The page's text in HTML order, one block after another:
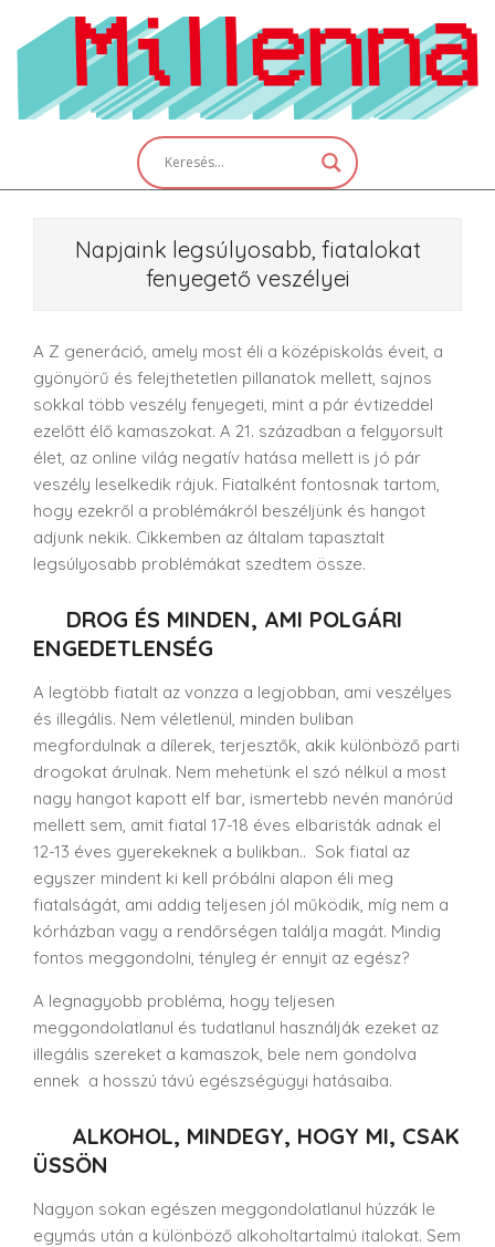
content
Napjaink legsúlyosabb, fiatalokat
fenyegető veszélyei
A Z generáció, amely most éli a középiskolás éveit, a
gyönyörű és felejthetetlen pillanatok mellett, sajnos
sokkal több veszély fenyegeti, mint a pár évtizeddel
ezelőtt élő kamaszokat. A 21. században a felgyorsult
élet, az online világ negatív hatása mellett is jó pár
veszély leselkedik rájuk. Fiatalként fontosnak tartom,
hogy ezekről a problémákról beszéljünk és hangot
adjunk nekik. Cikkemben az általam tapasztalt
legsúlyosabb problémákat szedtem össze.
DROG ÉS MINDEN, AMI POLGÁRI
ENGEDETLENSÉG
A legtöbb fiatalt az vonzza a legjobban, ami veszélyes
és illegális. Nem véletlenül, minden buliban
megfordulnak a dílerek, terjesztők, akik különböző parti
drogokat árulnak. Nem mehetünk el szó nélkül a most
nagy hangot kapott elf bar, ismertebb nevén manórúd
mellett sem, amit fiatal 17-18 éves elbaristák adnak el
12-13 éves gyerekeknek a bulikban.. Sok fiatal az
egyszer mindent ki kell próbálni alapon éli meg
fiatalságát, ami addig teljesen jól működik, míg nem a
kórházban vagy a rendőrségen találja magát. Mindig
fontos meggondolni, tényleg ér ennyit az egész?
A legnagyobb probléma, hogy teljesen
meggondolatlanul és tudatlanul használják ezeket az
illegális szereket a kamaszok, bele nem gondolva
ennek a hosszú távú egészségügyi hatásaiba.
ALKOHOL, MINDEGY, HOGY MI, CSAK
ÜSSÖN
Nagyon sokan egészen meggondolatlanul húzzák le
egymás után a különböző alkoholtartalmú italokat. Sem